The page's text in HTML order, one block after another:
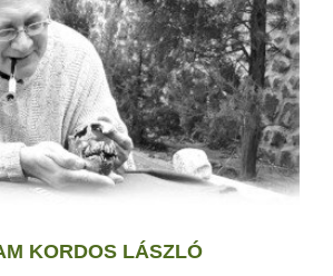
KORDOS LÁSZLÓ